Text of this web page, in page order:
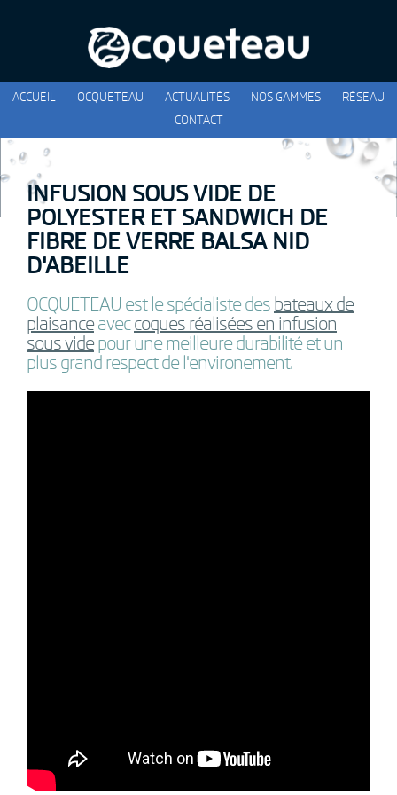
ACCUEIL OCQUETEAU ACTUALITÉS NOS GAMMES
RÉSEAU
CONTACT
INFUSION SOUS VIDE DE
POLYESTER ET SANDWICH DE
FIBRE DE VERRE BALSA NID
D'ABEILLE
OCQUETEAU est le spécialiste des bateaux de
plaisanceaveccoques réalisées en infusion
sous videpour une meilleure durabilité et un
plus grand respect de l'environement.